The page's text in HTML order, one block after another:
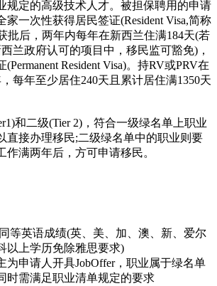
规定的高级技术人才。被担保聘用的申请
家一次性获得居民签证(Resident Visa,简称
批后，两年内每年在新西兰住满184天(若
兰政府认可的项目中，移民监可豁免)，
Resident Visa)。持RV或PRV在
每年至少居住240天且累计居住满1350天
和二级(Tier 2)，符合一级绿名单上职业
直接办理移民;二级绿名单中的职业则要
作满两年后，方可申请移民。
等英语成绩(英、美、加、澳、新、爱尔
以上学历免除雅思要求)
为申请人开具JobOffer，职业属于绿名单
时需满足职业清单规定的要求